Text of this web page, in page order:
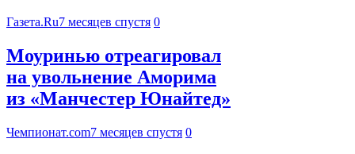
Газета.Ru7 месяцев спустя 0
Моуринью отреагировал
на увольнение Аморима
из «Манчестер Юнайтед»
Чемпионат.com7 месяцев спустя 0